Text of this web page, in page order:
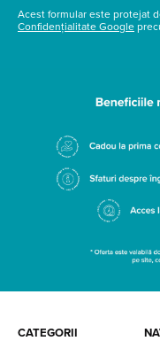
Acest formular este protejat
Confidențialitate Google
CATEGORII